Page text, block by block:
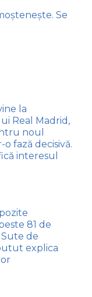
Se
la
Real Madrid,
noul
fază decisivă.
interesul
81 de
de
explica